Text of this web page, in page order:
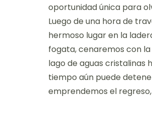
oportunidad única para
Luego de una hora de
hermoso lugar en la
fogata, cenaremos con
lago de aguas cristalinas
tiempo aún puede
emprendemos el